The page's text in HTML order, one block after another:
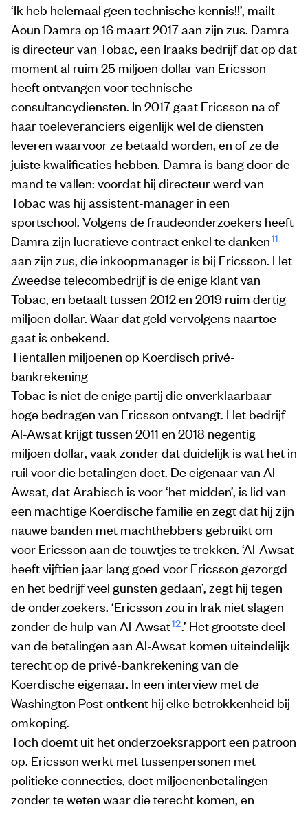
‘Ik heb helemaal geen technische kennis!!’, mailt
Aoun Damra op 16 maart 2017 aan zijn zus. Damra
is directeur van Tobac, een Iraaks bedrijf dat op dat
moment al ruim 25 miljoen dollar van Ericsson
heeft ontvangen voor technische
consultancydiensten. In 2017 gaat Ericsson na of
haar toeleveranciers eigenlijk wel de diensten
leveren waarvoor ze betaald worden, en of ze de
juiste kwalificaties hebben. Damra is bang door de
mand te vallen: voordat hij directeur werd van
Tobac was hij assistent-manager in een
sportschool. Volgens de fraudeonderzoekers heeft
Damra zijn lucratieve contract enkel te danken11
aan zijn zus, die inkoopmanager is bij Ericsson. Het
Zweedse telecombedrijf is de enige klant van
Tobac, en betaalt tussen 2012 en 2019 ruim dertig
miljoen dollar. Waar dat geld vervolgens naartoe
gaat is onbekend.
Tientallen miljoenen op Koerdisch privé-
bankrekening
Tobac is niet de enige partij die onverklaarbaar
hoge bedragen van Ericsson ontvangt. Het bedrijf
Al-Awsat krijgt tussen 2011 en 2018 negentig
miljoen dollar, vaak zonder dat duidelijk is wat het in
ruil voor die betalingen doet. De eigenaar van Al-
Awsat, dat Arabisch is voor ‘het midden’, is lid van
een machtige Koerdische familie en zegt dat hij zijn
nauwe banden met machthebbers gebruikt om
voor Ericsson aan de touwtjes te trekken. ‘Al-Awsat
heeft vijftien jaar lang goed voor Ericsson gezorgd
en het bedrijf veel gunsten gedaan’, zegt hij tegen
de onderzoekers. ‘Ericsson zou in Irak niet slagen
zonder de hulp van Al-Awsat12.’ Het grootste deel
van de betalingen aan Al-Awsat komen uiteindelijk
terecht op de privé-bankrekening van de
Koerdische eigenaar. In een interview met de
Washington Post ontkent hij elke betrokkenheid bij
omkoping.
Toch doemt uit het onderzoeksrapport een patroon
op. Ericsson werkt met tussenpersonen met
politieke connecties, doet miljoenenbetalingen
zonder te weten waar die terecht komen, en